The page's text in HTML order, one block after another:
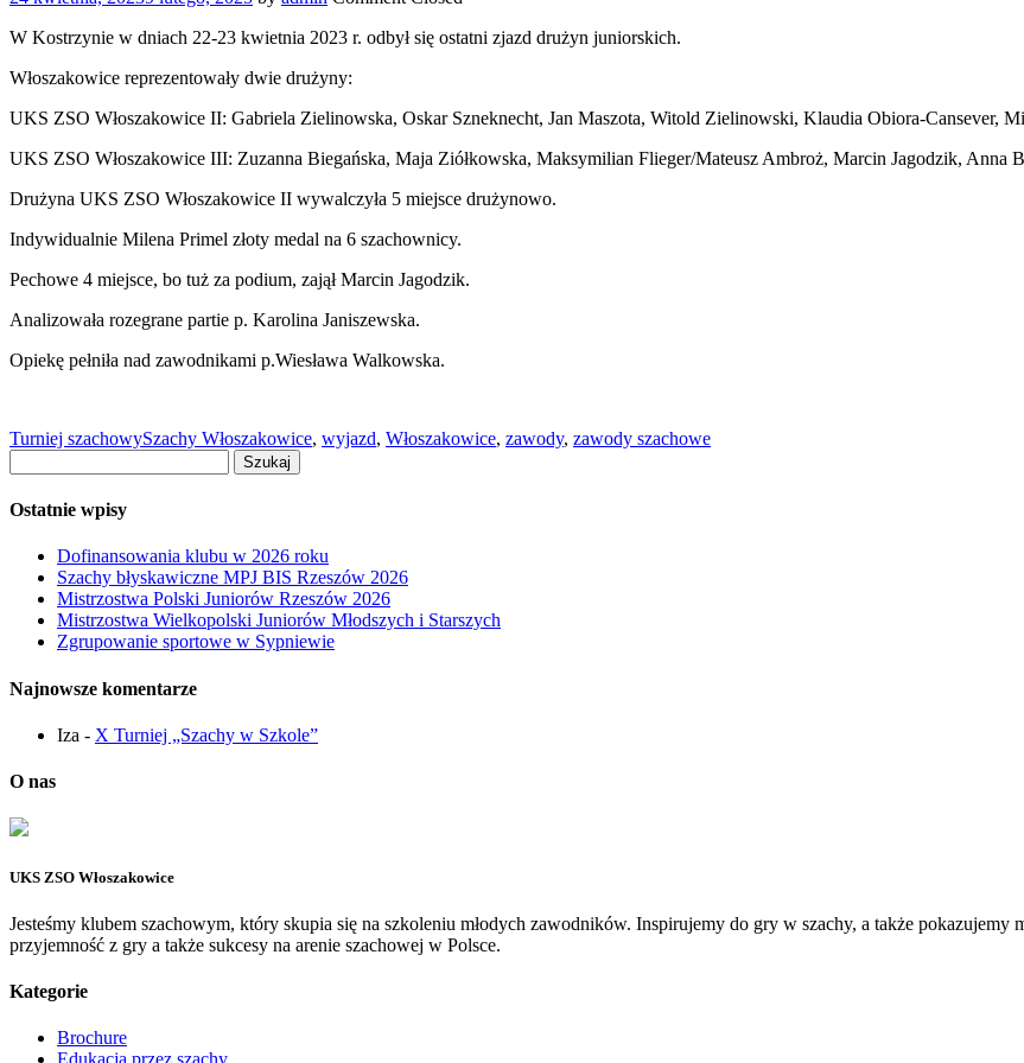
W Kostrzynie w dniach 22-23 kwietnia 2023 r. odbył się ostatni zjazd drużyn juniorskich.
Włoszakowice reprezentowały dwie drużyny:
UKS ZSO Włoszakowice II: Gabriela Zielinowska, Oskar Szneknecht, Jan Maszota, Witold Zielinowski, Klaudia Obiora-Cansever,
UKS ZSO Włoszakowice III: Zuzanna Biegańska, Maja Ziółkowska, Maksymilian Flieger/Mateusz Ambroż, Marcin Jagodzik, Anna
Drużyna UKS ZSO Włoszakowice II wywalczyła 5 miejsce drużynowo.
Indywidualnie Milena Primel złoty medal na 6 szachownicy.
Pechowe 4 miejsce, bo tuż za podium, zajął Marcin Jagodzik.
Analizowała rozegrane partie p. Karolina Janiszewska.
Opiekę pełniła nad zawodnikami p.Wiesława Walkowska.
Turniej szachowySzachy Włoszakowice, wyjazd, Włoszakowice, zawody, zawody szachowe
Ostatnie wpisy
Dofinansowania klubu w 2026 roku
Szachy błyskawiczne MPJ BIS Rzeszów 2026
Mistrzostwa Polski Juniorów Rzeszów 2026
Mistrzostwa Wielkopolski Juniorów Młodszych i Starszych
Zgrupowanie sportowe w Sypniewie
Najnowsze komentarze
Iza - X Turniej „Szachy w Szkole”
O nas
UKS ZSO Włoszakowice
Jesteśmy klubem szachowym, który skupia się na szkoleniu młodych zawodników. Inspirujemy do gry w szachy, a także
przyjemność z gry a także sukcesy na arenie szachowej w Polsce.
Kategorie
Brochure